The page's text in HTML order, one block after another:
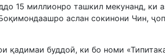
15 миллионро ташкил мекунанд, ки
аслан сокинони Чин,
қадимаи буддоӣ, ки бо номи